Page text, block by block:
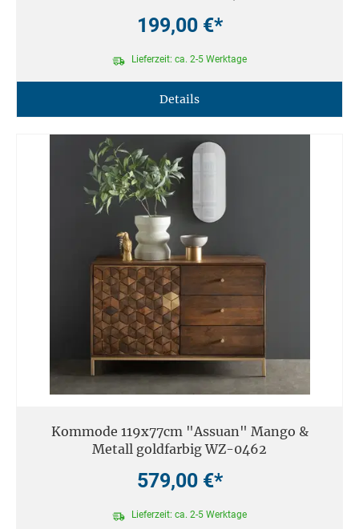
199,00 €*
Lieferzeit: ca. 2-5 Werktage
Details
Kommode 119x77cm "Assuan" Mango &
Metall goldfarbig WZ-0462
579,00 €*
Lieferzeit: ca. 2-5 Werktage